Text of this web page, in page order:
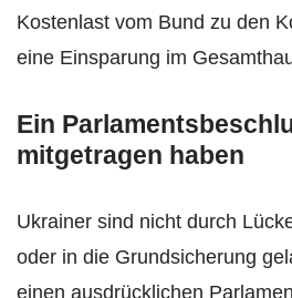
Kostenlast vom Bund zu den
eine Einsparung im
Ein
mitgetragen haben
Ukrainer sind nicht durch
oder in die Grundsicherung
einen ausdrücklichen